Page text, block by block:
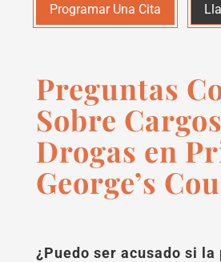
Programar Una Cita
Preguntas
Sobre
Drogas en
George’s
¿Puedo ser acusado si